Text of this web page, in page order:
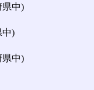
県中)
中)
県中)